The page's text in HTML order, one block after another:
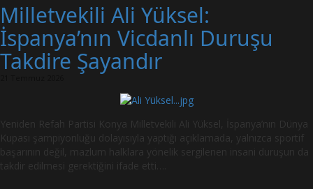
Milletvekili Ali Yüksel:
İspanya’nın Vicdanlı Duruşu
Takdire Şayandır
Yeniden Refah Partisi Konya Milletvekili Ali Yüksel, İspanya’nın Dünya
Kupası şampiyonluğu dolayısıyla yaptığı açıklamada, yalnızca sportif
başarının değil, mazlum halklara yönelik sergilenen insani duruşun da
takdir edilmesi gerektiğini ifade etti….